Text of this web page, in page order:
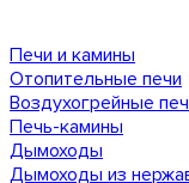
Печи и камины
Отопительные печи
Воздухогрейные
Печь-камины
Дымоходы
Дымоходы из